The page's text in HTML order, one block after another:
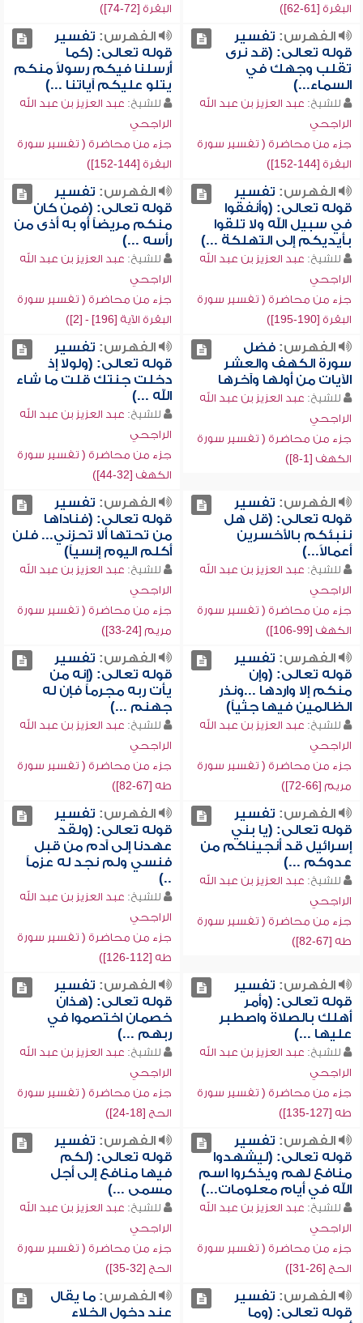
البقرة [61-62])
البقرة [72-74])
الفهرس: تفسير
قوله تعالى: (قد نرى
تقلب وجهك في
السماء...)
للشيخ: عبد العزيز بن عبد الله
الراجحي
جزء من محاضرة ( تفسير سورة
البقرة [144-152])
الفهرس: تفسير
قوله تعالى: (كما
أرسلنا فيكم رسولاً منكم
يتلو عليكم آياتنا ...)
للشيخ: عبد العزيز بن عبد الله
الراجحي
جزء من محاضرة ( تفسير سورة
البقرة [144-152])
الفهرس: تفسير
قوله تعالى: (وأنفقوا
في سبيل الله ولا تلقوا
بأيديكم إلى التهلكة ...)
للشيخ: عبد العزيز بن عبد الله
الراجحي
جزء من محاضرة ( تفسير سورة
البقرة [190-195])
الفهرس: تفسير
قوله تعالى: (فمن كان
منكم مريضاً أو به أذى من
رأسه ...)
للشيخ: عبد العزيز بن عبد الله
الراجحي
جزء من محاضرة ( تفسير سورة
البقرة الآية [196] - [2])
الفهرس:فضل
سورة الكهف والعشر
الآيات من أولها وآخرها
للشيخ: عبد العزيز بن عبد الله
الراجحي
جزء من محاضرة ( تفسير سورة
الكهف [1-8])
الفهرس: تفسير
قوله تعالى: (ولولا إذ
دخلت جنتك قلت ما شاء
الله ...)
للشيخ: عبد العزيز بن عبد الله
الراجحي
جزء من محاضرة ( تفسير سورة
الكهف [32-44])
الفهرس: تفسير
قوله تعالى: (قل هل
ننبئكم بالأخسرين
أعمالاً...)
للشيخ: عبد العزيز بن عبد الله
الراجحي
جزء من محاضرة ( تفسير سورة
الكهف [99-106])
الفهرس: تفسير
قوله تعالى: (فناداها
من تحتها ألا تحزني... فلن
أكلم اليوم إنسياً)
للشيخ: عبد العزيز بن عبد الله
الراجحي
جزء من محاضرة ( تفسير سورة
مريم [24-33])
الفهرس: تفسير
قوله تعالى: (وإن
منكم إلا واردها ...ونذر
الظالمين فيها جثياً)
للشيخ: عبد العزيز بن عبد الله
الراجحي
جزء من محاضرة ( تفسير سورة
مريم [66-72])
الفهرس: تفسير
قوله تعالى: (إنه من
يأت ربه مجرماً فإن له
جهنم ...)
للشيخ: عبد العزيز بن عبد الله
الراجحي
جزء من محاضرة ( تفسير سورة
طه [67-82])
الفهرس: تفسير
قوله تعالى: (يا بني
إسرائيل قد أنجيناكم من
عدوكم ...)
للشيخ: عبد العزيز بن عبد الله
الراجحي
جزء من محاضرة ( تفسير سورة
طه [67-82])
الفهرس: تفسير
قوله تعالى: (ولقد
عهدنا إلى آدم من قبل
فنسي ولم نجد له عزماً
..)
للشيخ: عبد العزيز بن عبد الله
الراجحي
جزء من محاضرة ( تفسير سورة
طه [112-126])
الفهرس: تفسير
قوله تعالى: (وأمر
أهلك بالصلاة واصطبر
عليها ...)
للشيخ: عبد العزيز بن عبد الله
الراجحي
جزء من محاضرة ( تفسير سورة
طه [127-135])
الفهرس: تفسير
قوله تعالى: (هذان
خصمان اختصموا في
ربهم ...)
للشيخ: عبد العزيز بن عبد الله
الراجحي
جزء من محاضرة ( تفسير سورة
الحج [18-24])
الفهرس: تفسير
قوله تعالى: (ليشهدوا
منافع لهم ويذكروا اسم
الله في أيام معلومات...)
للشيخ: عبد العزيز بن عبد الله
الراجحي
جزء من محاضرة ( تفسير سورة
الحج [26-31])
الفهرس: تفسير
قوله تعالى: (لكم
فيها منافع إلى أجل
مسمى ...)
للشيخ: عبد العزيز بن عبد الله
الراجحي
جزء من محاضرة ( تفسير سورة
الحج [32-35])
الفهرس: تفسير
قوله تعالى: (وما
الفهرس:ما يقال
عند دخول الخلاء